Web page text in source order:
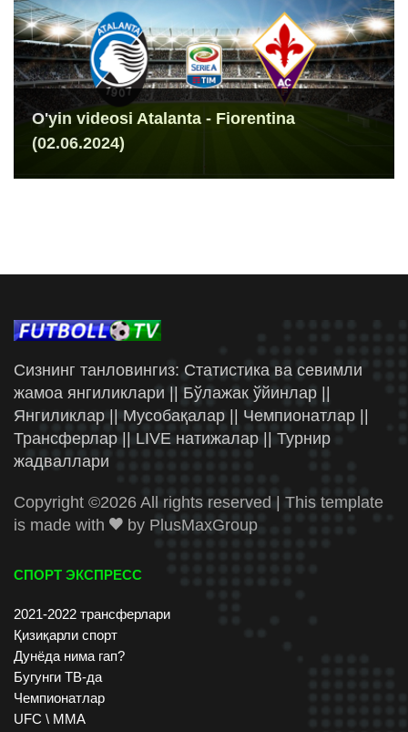
O'yin videosi Atalanta - Fiorentina
(02.06.2024)
Сизнинг танловингиз: Статистика ва севимли
жамоа янгиликлари || Бўлажак ўйинлар ||
Янгиликлар || Мусобақалар || Чемпионатлар ||
Трансферлар || LIVE натижалар || Турнир
жадваллари
Copyright ©2026 All rights reserved | This template
is made with
by PlusMaxGroup
СПОРТ ЭКСПРЕСС
2021-2022 трансферлари
Қизиқарли спорт
Дунёда нима гап?
Бугунги ТВ-да
Чемпионатлар
UFC \ ММА